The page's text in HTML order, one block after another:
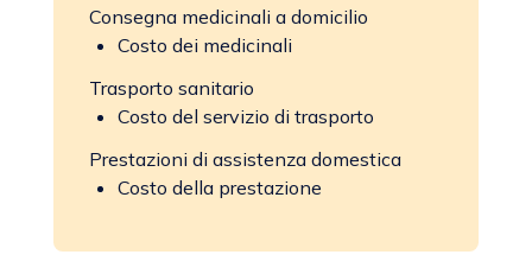
Consegna medicinali a domicilio
Costo dei medicinali
Trasporto sanitario
Costo del servizio di trasporto
Prestazioni di assistenza domestica
Costo della prestazione